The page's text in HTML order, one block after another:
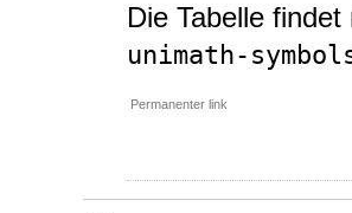
Die Tabelle findet
unimath-
Permanenter link